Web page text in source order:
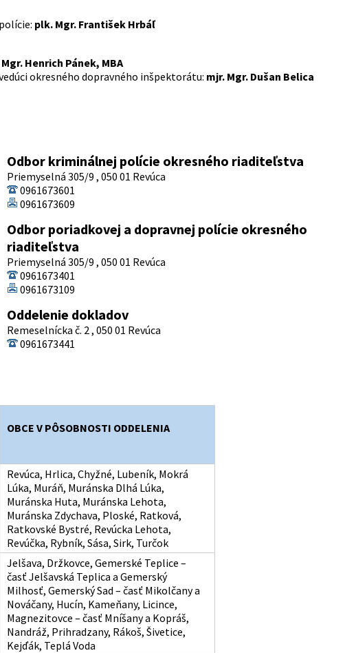
plk. Mgr. František Hrbáľ
Henrich Pánek, MBA
okresného dopravného inšpektorátu: mjr. Mgr. Dušan Belica
Odbor kriminálnej polície okresného riaditeľstva
Priemyselná 305/9 , 050 01 Revúca
0961673601
0961673609
Odbor poriadkovej a dopravnej polície okresného
riaditeľstva
Priemyselná 305/9 , 050 01 Revúca
0961673401
0961673109
Oddelenie dokladov
Remeselnícka č. 2 , 050 01 Revúca
0961673441
OBCE V PÔSOBNOSTI ODDELENIA
Revúca, Hrlica, Chyžné, Lubeník, Mokrá
Lúka, Muráň, Muránska Dlhá Lúka,
Muránska Huta, Muránska Lehota,
Muránska Zdychava, Ploské, Ratková,
Ratkovské Bystré, Revúcka Lehota,
Revúčka, Rybník, Sása, Sirk, Turčok
Jelšava, Držkovce, Gemerské Teplice –
časť Jelšavská Teplica a Gemerský
Milhosť, Gemerský Sad – časť Mikolčany a
Nováčany, Hucín, Kameňany, Licince,
Magnezitovce – časť Mníšany a Kopráš,
Nandráž, Prihradzany, Rákoš, Šivetice,
Kejďák, Teplá Voda